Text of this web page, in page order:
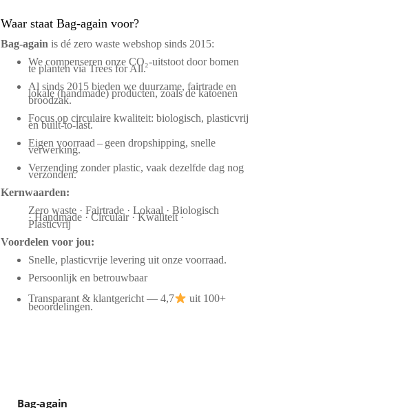
Waar staat Bag-again voor?
Bag‑again is dé zero waste webshop sinds 2015:
We compenseren onze CO₂-uitstoot door bomen
te planten via Trees for All.
Al sinds 2015 bieden we duurzame, fairtrade en
lokale (handmade) producten, zoals de katoenen
broodzak.
Focus op circulaire kwaliteit: biologisch, plasticvrij
en built-to-last.
Eigen voorraad – geen dropshipping, snelle
verwerking.
Verzending zonder plastic, vaak dezelfde dag nog
verzonden.
Kernwaarden:
Zero waste · Fairtrade · Lokaal · Biologisch
· Handmade · Circulair · Kwaliteit ·
Plasticvrij
Voordelen voor jou:
Snelle, plasticvrije levering uit onze voorraad.
Persoonlijk en betrouwbaar
Transparant & klantgericht — 4,7
uit 100+
beoordelingen.
Bag-again